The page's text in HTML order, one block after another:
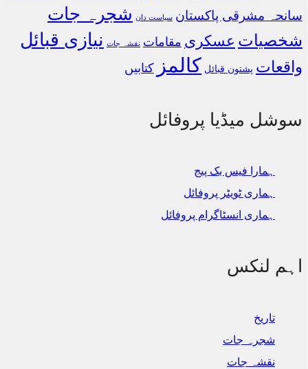
سانحہ مشرقی پاکستان سیاست دان شجرہ جات
شخصیات عسکری مقامات نقشہ جات نیازی قبائل
واقعات پشتون قبائل کالمز کتابیں
سوشل میڈیا پروفائل
ہمارا فیس بک پیج
ہماری ٹویٹر پروفائل
ہماری انسٹاگرام پروفائل
اہم لنکس
تاریخ
شجرہ جات
نقشہ جات